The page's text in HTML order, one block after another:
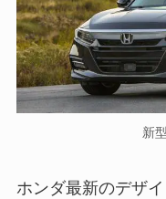
新
ホンダ最新のデザ